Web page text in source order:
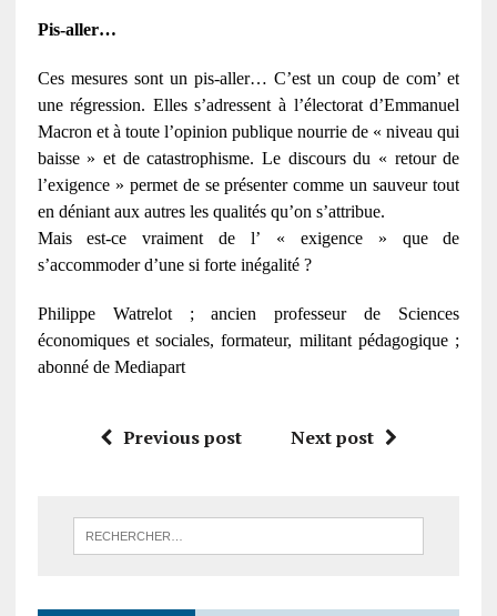
Pis-aller…
Ces mesures sont un pis-aller… C’est un coup de com’ et
une régression. Elles s’adressent à l’électorat d’Emmanuel
Macron et à toute l’opinion publique nourrie de « niveau qui
baisse » et de catastrophisme. Le discours du « retour de
l’exigence » permet de se présenter comme un sauveur tout
en déniant aux autres les qualités qu’on s’attribue.
Mais est-ce vraiment de l’ « exigence » que de
s’accommoder d’une si forte inégalité ?
Philippe Watrelot ; ancien professeur de Sciences
économiques et sociales, formateur, militant pédagogique ;
abonné de Mediapart
Previous post Next post